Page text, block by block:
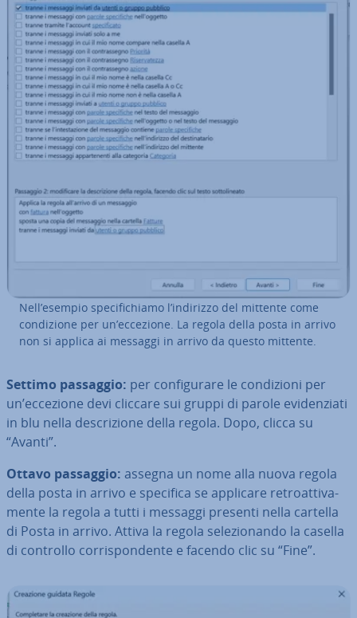
Nell’esempio spe­ci­fi­chia­mo l’indirizzo del mittente come
con­di­zio­ne per un’eccezione. La regola della posta in arrivo
non si applica ai messaggi in arrivo da questo mittente.
Settimo passaggio: per con­fi­gu­ra­re le con­di­zio­ni per
un’eccezione devi cliccare sui gruppi di parole evi­den­zia­ti
in blu nella de­scri­zio­ne della regola. Dopo, clicca su
“Avanti”.
Ottavo passaggio: assegna un nome alla nuova regola
della posta in arrivo e specifica se applicare re­troat­ti­va­
men­te la regola a tutti i messaggi presenti nella cartella
di Posta in arrivo. Attiva la regola se­le­zio­nan­do la casella
di controllo cor­ri­spon­den­te e facendo clic su “Fine”.